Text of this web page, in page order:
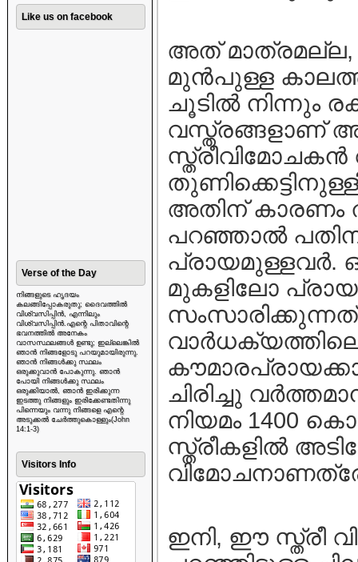
Like us on facebook
Verse of the Day
നിങ്ങളുടെ ഹൃദയം
കലങ്ങിപ്പോകരുതു; ദൈവത്തിൽ
വിശ്വസിപ്പിൻ, എന്നിലും
വിശ്വസിപ്പിൻ.എന്റെ പിതാവിന്റെ
ഭവനത്തിൽ അനേകം
വാസസ്ഥലങ്ങൾ ഉണ്ടു; ഇല്ലെങ്കിൽ
ഞാൻ നിങ്ങളോടു പറയുമായിരുന്നു.
ഞാൻ നിങ്ങൾക്കു സ്ഥലം
ഒരുക്കുവാൻ പോകുന്നു. ഞാൻ
പോയി നിങ്ങൾക്കു സ്ഥലം
ഒരുക്കിയാൽ, ഞാൻ ഇരിക്കുന്ന
ഇടത്തു നിങ്ങളും ഇരിക്കേണ്ടതിന്നു
പിന്നെയും വന്നു നിങ്ങളെ എന്റെ
അടുക്കൽ ചേർത്തുകൊള്ളും(John
14:1-3)
Visitors Info
അത്
മുന്‍പുള്ള
ചൂടില്‍ നിന്നും
വസ്ത്രങ്ങളാണ്
അതിന് കാരണം
പറഞ്ഞാല്‍
പ്രായമുള്ളവര്‍.
മുകളിലോ
ചിരിച്ചു
നിയമം 1400
സ്ത്രീകളില്‍
ഇനി, ഈ സ്ത്രീ